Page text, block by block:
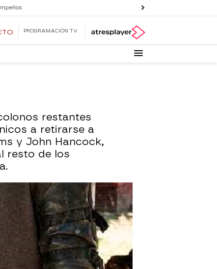
PROGRAMACIÓN TV
restantes
a retirarse a
y John Hancock,
resto de los